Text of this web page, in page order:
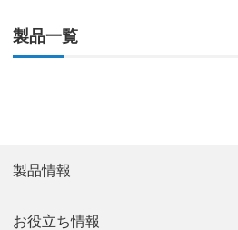
製品一覧
製品情報
お役立ち情報